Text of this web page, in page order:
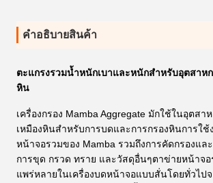
คําอธิบายสินค้า
ตะแกรงรวมน้ำหนักเบาและหนักสำหรับอุตสาห
หิน
เครื่องกรอง Mamba Aggregate มักใช้ในอุตสา
เหมืองหินสำหรับการบดและการกรองหินการใ
หน้าจอรวมของ Mamba รวมถึงการคัดกรองแ
การขุด กรวด ทราย และวัสดุอื่นๆตาข่ายหน้าจอ
แพร่หลายในเครื่องบดหน้าจอแบบสั่นโดยทั่วไป